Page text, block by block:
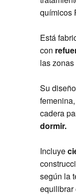
químicos
Está
con
las
Su
cadera
dormir.
Incluye
según la
equilibrar